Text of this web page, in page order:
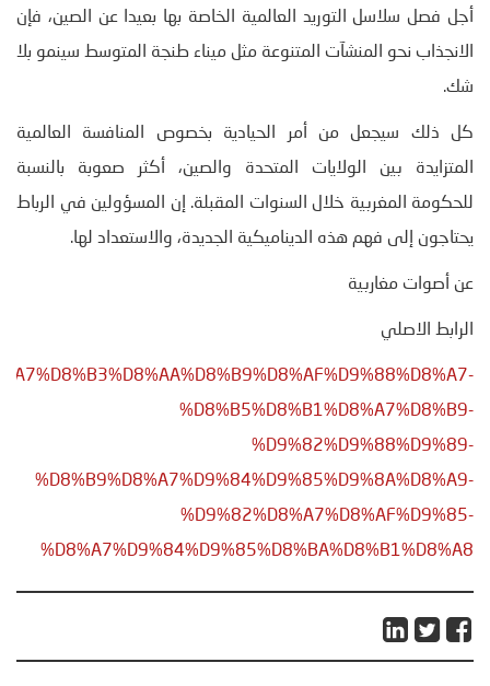
أجل فصل سلاسل التوريد العالمية الخاصة بها بعيدا عن الصين، فإن
الانجذاب نحو المنشآت المتنوعة مثل ميناء طنجة المتوسط سينمو بلا
شك.
كل ذلك سيجعل من أمر الحيادية بخصوص المنافسة العالمية
المتزايدة بين الولايات المتحدة والصين، أكثر صعوبة بالنسبة
للحكومة المغربية خلال السنوات المقبلة. إن المسؤولين في الرباط
يحتاجون إلى فهم هذه الديناميكية الجديدة، والاستعداد لها.
عن أصوات مغاربية
الرابط الاصلي
%D8%B5%D8%B1%D8%A7%D8%B9-
%D9%82%D9%88%D9%89-
%D8%B9%D8%A7%D9%84%D9%85%D9%8A%D8%A9-
%D9%82%D8%A7%D8%AF%D9%85-
%D8%A7%D9%84%D9%85%D8%BA%D8%B1%D8%A8